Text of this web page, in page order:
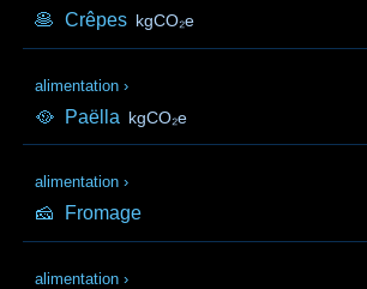
🥞 Crêpes kgCO₂e
alimentation ›
🥘 Paëlla kgCO₂e
alimentation ›
🧀 Fromage
alimentation ›